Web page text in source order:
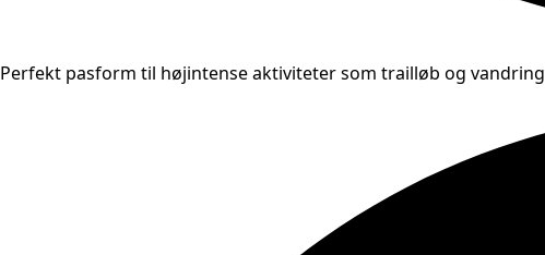
Perfekt pasform til højintense aktiviteter som trailløb og vandring